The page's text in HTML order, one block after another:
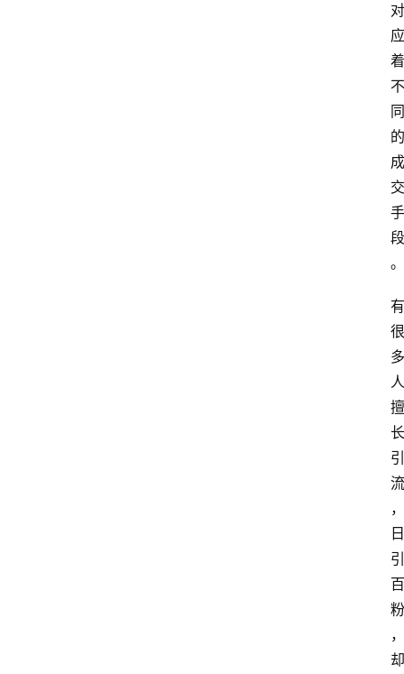
对
应
着
不
同
的
成
交
手
段
。
有
很
多
人
擅
长
引
流
，
日
引
百
粉
，
却